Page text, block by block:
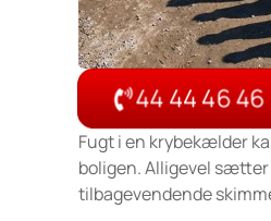
44 44 46 46
Fugt i en krybekælder
boligen. Alligevel
tilbagevendende